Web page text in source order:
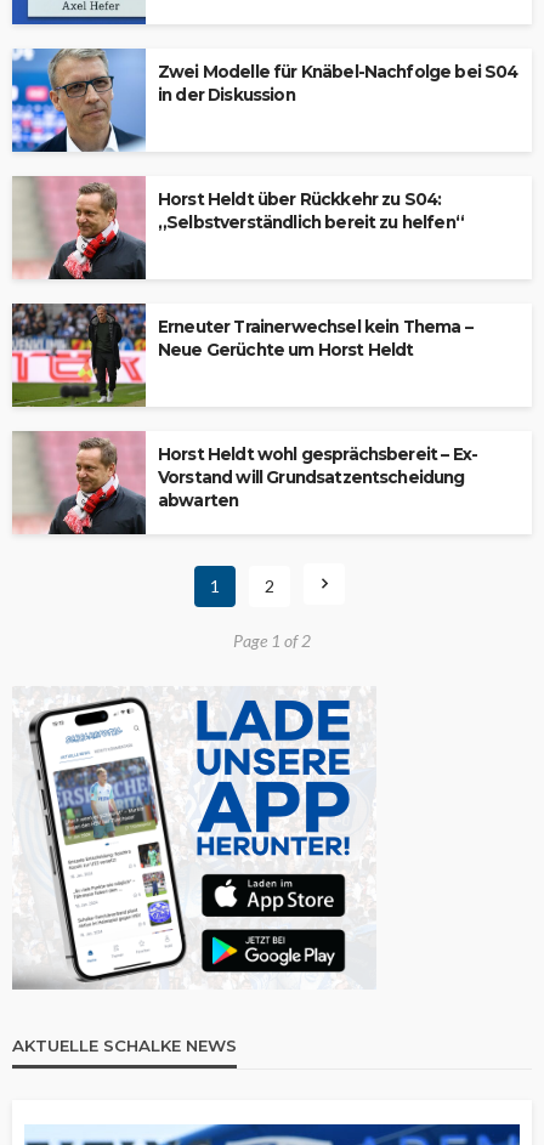
Zwei Modelle für Knäbel-Nachfolge bei S04
in der Diskussion
Horst Heldt über Rückkehr zu S04:
„Selbstverständlich bereit zu helfen“
Erneuter Trainerwechsel kein Thema –
Neue Gerüchte um Horst Heldt
Horst Heldt wohl gesprächsbereit – Ex-
Vorstand will Grundsatzentscheidung
abwarten
1 2
Page 1 of 2
AKTUELLE SCHALKE NEWS